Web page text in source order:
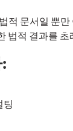
문서일 뿐
법적 결과를 초
팅